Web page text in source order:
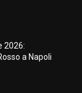
2026:
a Napoli